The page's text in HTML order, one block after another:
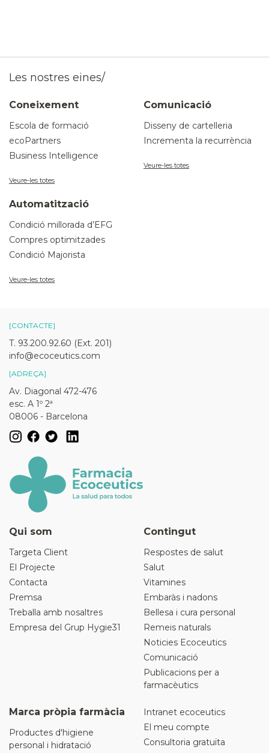
Les nostres eines/
Coneixement
Escola de formació
ecoPartners
Business Intelligence
Veure-les totes
Comunicació
Disseny de cartelleria
Incrementa la recurrència
Veure-les totes
Automatització
Condició millorada d’EFG
Compres optimitzades
Condició Majorista
Veure-les totes
[CONTACTE]
T. 93.200.92.60 (Ext. 201)
info@ecoceutics.com
[ADREÇA]
Av. Diagonal 472-476
esc. A 1º 2ª
08006 - Barcelona
Qui som
Targeta Client
El Projecte
Contacta
Premsa
Treballa amb nosaltres
Empresa del Grup Hygie31
Contingut
Respostes de salut
Salut
Vitamines
Embaràs i nadons
Bellesa i cura personal
Remeis naturals
Noticies Ecoceutics
Comunicació
Publicacions per a
farmacèutics
Marca pròpia farmàcia
Productes d'higiene
personal i hidratació
Intranet ecoceutics
El meu compte
Consultoria gratuïta